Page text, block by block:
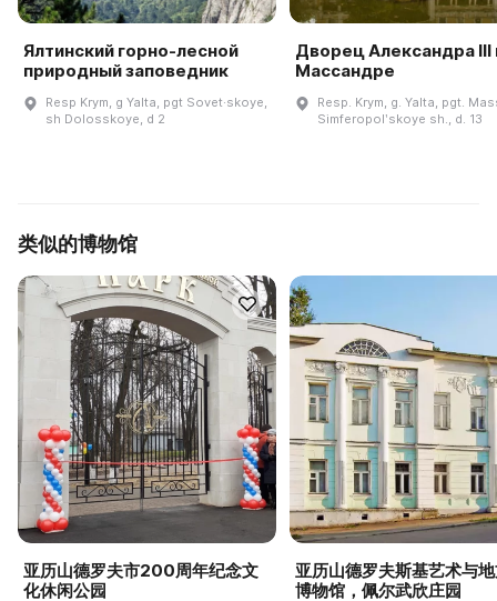
Ялтинский горно-лесной
природный заповедник
Resp Krym, g Yalta, pgt Sovet·skoye,
sh Dolosskoye, d 2
Дворец Александра III
Массандре
Resp. Krym, g. Yalta, pgt.
Simferopolʹskoye sh., d. 13
类似的博物馆
亚历山德罗夫市200周年纪念文
化休闲公园
亚历山德罗夫斯基艺术与
博物馆，佩尔武欣庄园